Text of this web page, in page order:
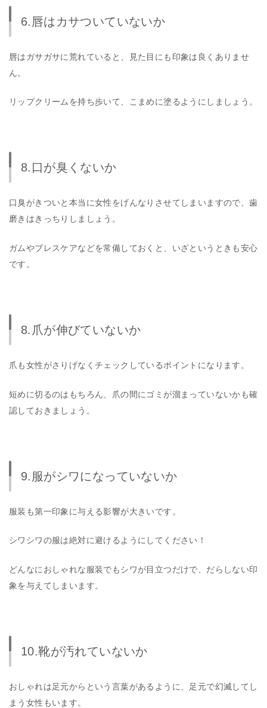
6.唇はカサついていないか
唇はガサガサに荒れていると、見た目にも印象は良くありませ
ん。
リップクリームを持ち歩いて、こまめに塗るようにしましょう。
8.口が臭くないか
口臭がきついと本当に女性をげんなりさせてしまいますので、歯
磨きはきっちりしましょう。
ガムやブレスケアなどを常備しておくと、いざというときも安心
です。
8.爪が伸びていないか
爪も女性がさりげなくチェックしているポイントになります。
短めに切るのはもちろん、爪の間にゴミが溜まっていないかも確
認しておきましょう。
9.服がシワになっていないか
服装も第一印象に与える影響が大きいです。
シワシワの服は絶対に避けるようにしてください！
どんなにおしゃれな服装でもシワが目立つだけで、だらしない印
象を与えてしまいます。
10.靴が汚れていないか
おしゃれは足元からという言葉があるように、足元で幻滅してし
まう女性もいます。